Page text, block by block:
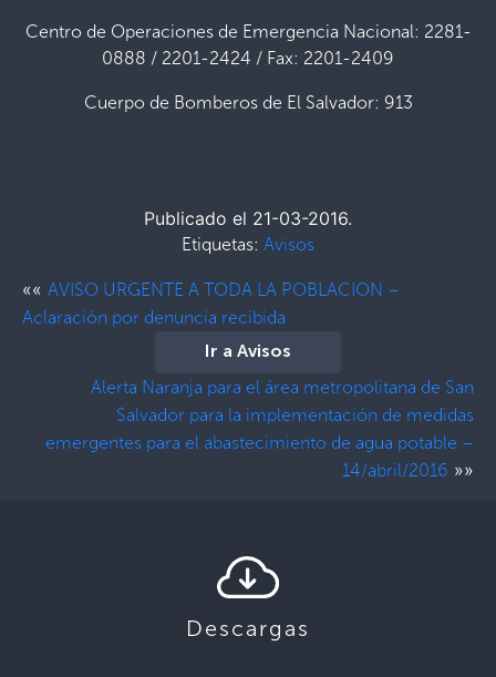
Centro de Operaciones de Emergencia Nacional: 2281-
0888 / 2201-2424 / Fax: 2201-2409
Cuerpo de Bomberos de El Salvador: 913
Publicado el 21-03-2016.
Etiquetas: Avisos
«« AVISO URGENTE A TODA LA POBLACION –
Aclaración por denuncia recibida
Ir a Avisos
Alerta Naranja para el área metropolitana de San
Salvador para la implementación de medidas
emergentes para el abastecimiento de agua potable –
14/abril/2016 »»
Descargas